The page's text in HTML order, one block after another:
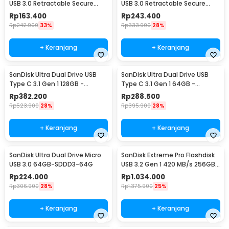
USB 3.0 Retractable Secure
Access 32GB - SDCZ600
Rp163.400
Rp242.900 33%
+ Keranjang
USB 3.0 Retractable Secure
Access 64GB - SDCZ600
Rp243.400
Rp333.900 28%
+ Keranjang
SanDisk Ultra Dual Drive USB
Type C 3.1 Gen 1 128GB -
SDDDC2
Rp382.200
Rp523.900 28%
+ Keranjang
SanDisk Ultra Dual Drive USB
Type C 3.1 Gen 1 64GB -
SDDDC2
Rp288.500
Rp395.900 28%
+ Keranjang
SanDisk Ultra Dual Drive Micro
USB 3.0 64GB-SDDD3-64G
Rp224.000
Rp306.900 28%
+ Keranjang
SanDisk Extreme Pro Flashdisk
USB 3.2 Gen 1 420 MB/s 256GB
- SDCZ880
Rp1.034.000
Rp1.375.900 25%
+ Keranjang